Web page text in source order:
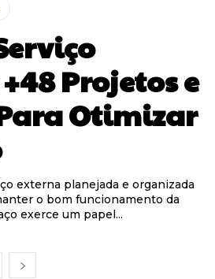
Projetos e
Otimizar
externa planejada e organizada
o bom funcionamento da
exerce um papel...